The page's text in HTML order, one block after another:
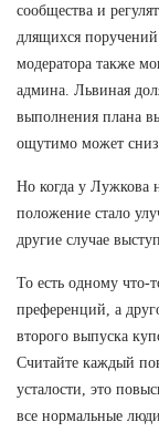
сообщества и
длящихся
модератора также
админа. Львиная
выполнения плана
ощутимо может
Но когда у Лужкова
положение стало
другие случае
То есть одному что-
преференций, а
второго выпуска
Считайте каждый
усталости, это
все нормальные